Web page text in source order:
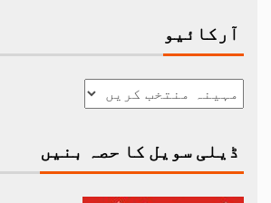
آرکائیو
ڈیلی سویل کا حصہ بنیں